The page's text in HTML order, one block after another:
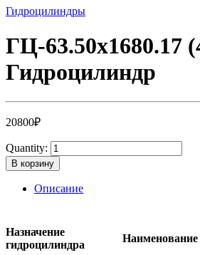
Гидроцилиндры
ГЦ-63.50х1680.17
Гидроцилиндр
20800₽
Quantity:
В корзину
Описание
Назначение
гидроцилиндра